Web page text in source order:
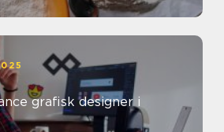
grafisk designer i